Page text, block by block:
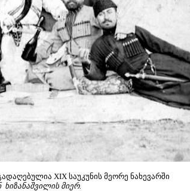
XIX საუკუნის მეორე ნახევარში
მიერ.